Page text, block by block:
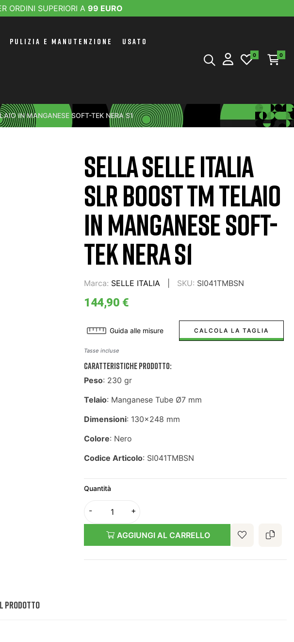
ORDINI SUPERIORI A 99 EURO
PULIZIA E MANUTENZIONE USATO
0 0
IN MANGANESE SOFT-TEK NERA S1
SELLA SELLE ITALIA
SLR BOOST TM TELAIO
IN MANGANESE SOFT-
TEK NERA S1
Marca: SELLE ITALIA SKU: SI041TMBSN
144,90 €
Guida alle misure CALCOLA LA TAGLIA
Tasse incluse
CARATTERISTICHE PRODOTTO:
Peso: 230 gr
Telaio: Manganese Tube Ø7 mm
Dimensioni: 130x248 mm
Colore: Nero
Codice Articolo: SI041TMBSN
Quantità
AGGIUNGI AL CARRELLO
prodotto